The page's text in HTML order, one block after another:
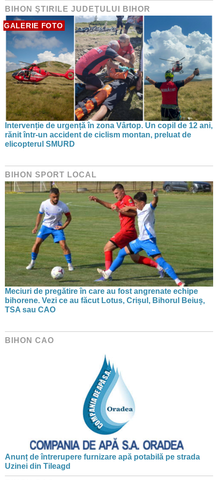
BIHON ŞTIRILE JUDEŢULUI BIHOR
GALERIE FOTO
Intervenție de urgență în zona Vârtop. Un copil de 12 ani,
rănit într-un accident de ciclism montan, preluat de
elicopterul SMURD
BIHON SPORT LOCAL
Meciuri de pregătire în care au fost angrenate echipe
bihorene. Vezi ce au făcut Lotus, Crișul, Bihorul Beiuș,
TSA sau CAO
BIHON CAO
Anunț de întrerupere furnizare apă potabilă pe strada
Uzinei din Tileagd